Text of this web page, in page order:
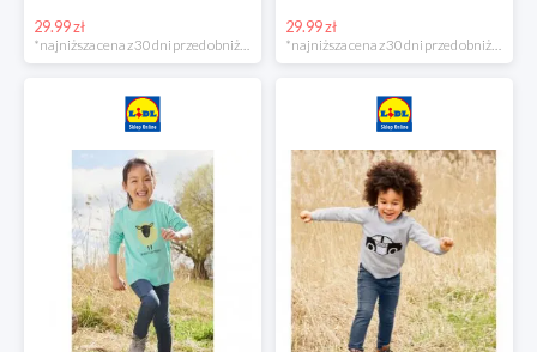
29.99 zł
*najniższa cena z 30 dni przed obniżką
29.99 zł
*najniższa cena z 30 dni przed obniżką